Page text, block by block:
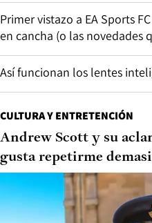
Primer vistazo a EA Sports
en cancha (o las novedades
Así funcionan los lentes
CULTURA Y ENTRETENCIÓN
Andrew Scott y su
gusta repetirme